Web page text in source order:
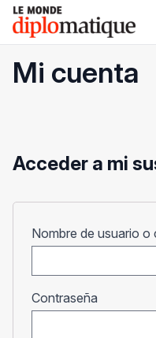
Skip
content
Le monde diplomatique
Mi cuenta
Acceder a mi
Nombre de usuario
Contraseña